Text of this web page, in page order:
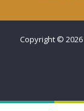
Copyright © 2026